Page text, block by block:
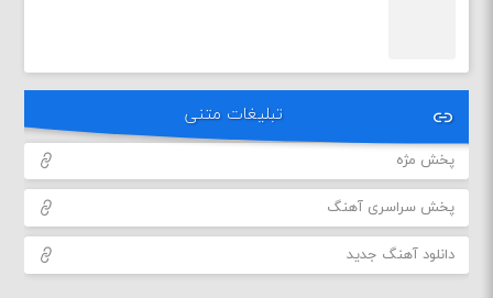
تبلیغات متنی
پخش مژه
پخش سراسری آهنگ
دانلود آهنگ جدید